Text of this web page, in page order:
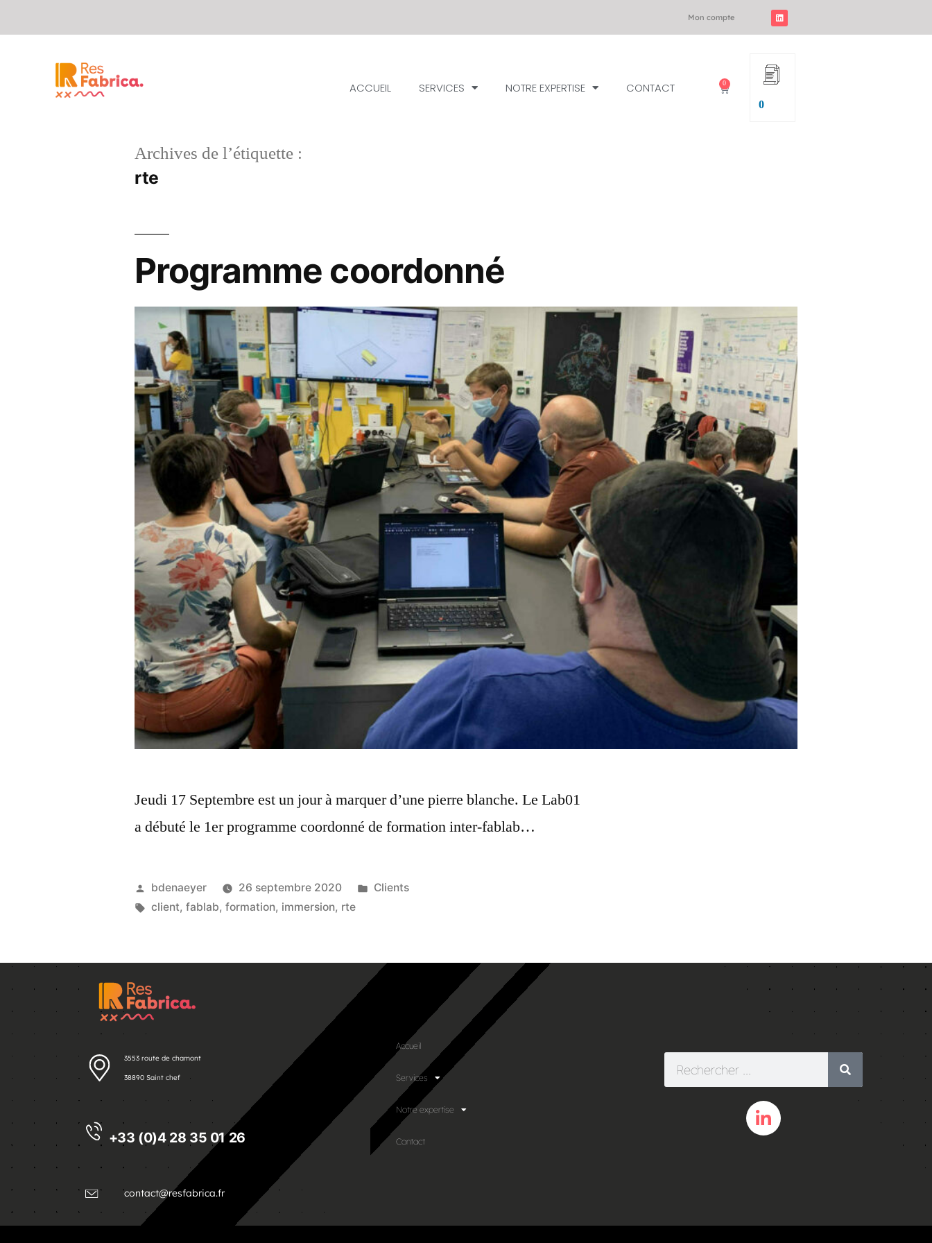
Mon compte
ACCUEIL SERVICES NOTRE EXPERTISE CONTACT 0
0
Archives de l’étiquette :
rte
Programme coordonné
Jeudi 17 Septembre est un jour à marquer d’une pierre blanche. Le Lab01
a débuté le 1er programme coordonné de formation inter-fablab…
bdenaeyer 26 septembre 2020
Clients
client,fablab,formation, immersion, rte
3553 route de chamont
38890 Saint chef
+33 (0)4 28 35 01 26
contact@resfabrica.fr
Accueil
Services
Notre expertise
Contact